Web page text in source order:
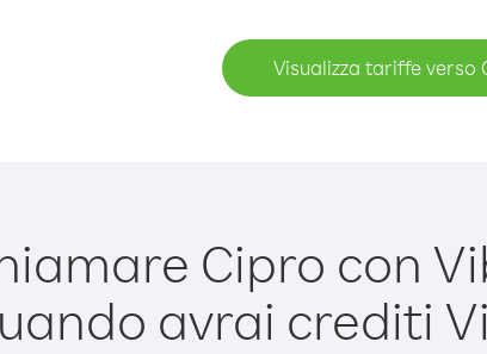
Visualizza tariffe verso
Cipro con
avrai crediti